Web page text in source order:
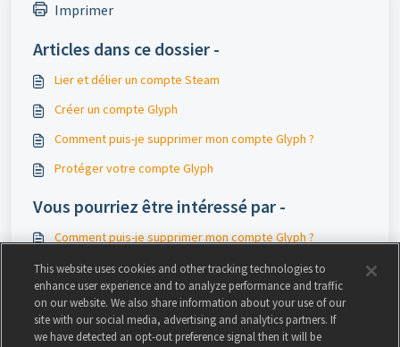
Imprimer
Articles dans ce dossier -
Lier et délier un compte Steam
Créer un compte Glyph
Comment puis-je supprimer mon compte Glyph ?
Protéger votre compte Glyph
Vous pourriez être intéressé par -
Comment puis-je supprimer mon compte Glyph ?
Questions de sécurité Glyph
Lier et délier un compte Steam
Créer un compte Glyph
This website uses cookies and other tracking technologies to
enhance user experience and to analyze performance and traffic
on our website. We also share information about your use of our
site with our social media, advertising and analytics partners. If
we have detected an opt-out preference signal then it will be